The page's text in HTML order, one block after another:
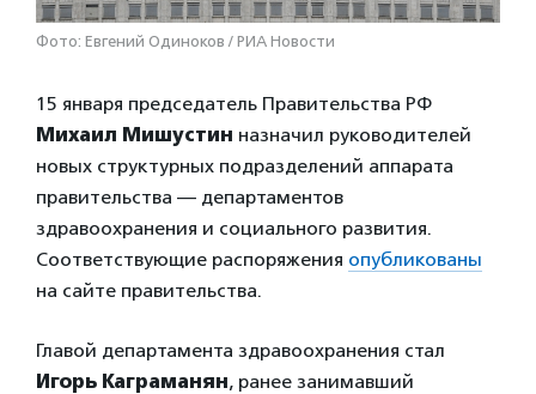
Фото: Евгений Одиноков / РИА Новости
15 января председатель Правительства РФ
Михаил Мишустин назначил руководителей
новых структурных подразделений аппарата
правительства — департаментов
здравоохранения и социального развития.
Соответствующие распоряжения опубликованы
на сайте правительства.
Главой департамента здравоохранения стал
Игорь Каграманян, ранее занимавший